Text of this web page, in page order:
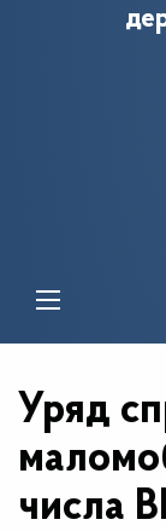
Уряд
числа